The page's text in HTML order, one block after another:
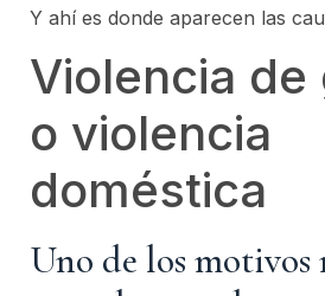
Y ahí es donde aparecen las
Violencia de
o violencia
doméstica
Uno de los motivos